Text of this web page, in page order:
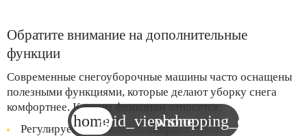
Обратите внимание на дополнительные
функции
Современные снегоуборочные машины часто оснащены
полезными функциями, которые делают уборку снега
комфортнее. К таким функциям относятся:
Регулируемая дальность выброса снега.
homegrid_viewphone
shopping_cart